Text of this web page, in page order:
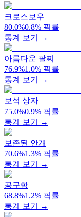
크로스보우
80.0%0.8% 픽률
통계 보기 →
아름다운 팔찌
76.9%1.0% 픽률
통계 보기 →
보석 상자
75.0%0.9% 픽률
통계 보기 →
보존된 안개
70.6%1.3% 픽률
통계 보기 →
공구함
68.8%1.2% 픽률
통계 보기 →